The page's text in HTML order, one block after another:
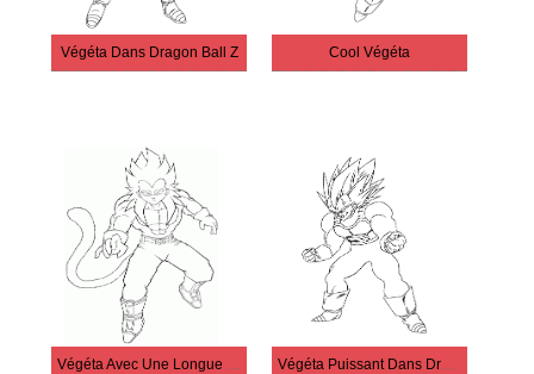
Végéta Dans Dragon Ball Z Cool Végéta
Végéta Avec Une Longue Queue Végéta Puissant Dans Dragon Ball Z